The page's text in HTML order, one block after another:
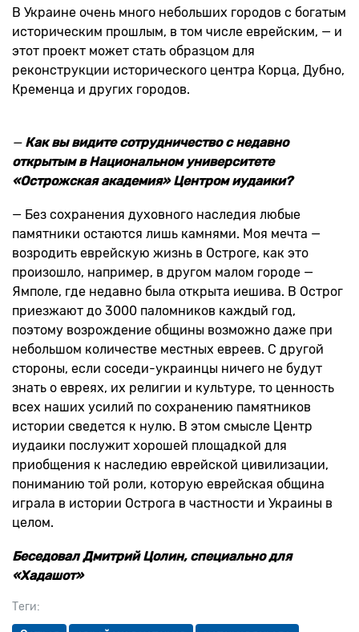
Теги:
В Украине очень много небольших городов с богатым
историческим прошлым, в том числе еврейским, — и
этот проект может стать образцом для
реконструкции исторического центра Корца, Дубно,
Кременца и других городов.
—Как вы видите сотрудничество с недавно
открытым в Национальном университете
«Острожская академия» Центром иудаики?
— Без сохранения духовного наследия любые
памятники остаются лишь камнями. Моя мечта —
возродить еврейскую жизнь в Остроге, как это
произошло, например, в другом малом городе —
Ямполе, где недавно была открыта иешива. В Острог
приезжают до 3000 паломников каждый год,
поэтому возрождение общины возможно даже при
небольшом количестве местных евреев. С другой
стороны, если соседи-украинцы ничего не будут
знать о евреях, их религии и культуре, то ценность
всех наших усилий по сохранению памятников
истории сведется к нулю. В этом смысле Центр
иудаики послужит хорошей площадкой для
приобщения к наследию еврейской цивилизации,
пониманию той роли, которую еврейская община
играла в истории Острога в частности и Украины в
целом.
Беседовал Дмитрий Цолин, специально для
«Хадашот»